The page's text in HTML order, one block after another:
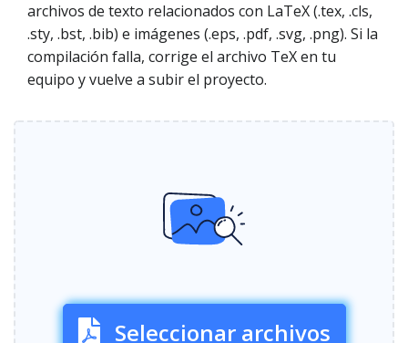
archivos de texto relacionados con LaTeX (.tex, .cls,
.sty, .bst, .bib) e imágenes (.eps, .pdf, .svg, .png). Si la
compilación falla, corrige el archivo TeX en tu
equipo y vuelve a subir el proyecto.
Seleccionar archivos